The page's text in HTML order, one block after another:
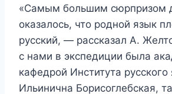
«Самым большим сюрпризом
оказалось, что родной язык
русский, — рассказал А.
с нами в экспедиции была
кафедрой Института
Ильинична Борисоглебская,